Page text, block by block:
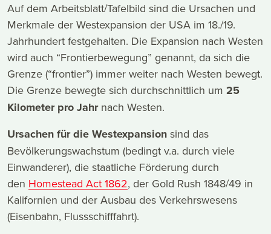
Auf dem Arbeitsblatt/Tafelbild sind die Ursachen und
Merkmale der Westexpansion der USA im 18./19.
Jahrhundert festgehalten. Die Expansion nach Westen
wird auch “Frontierbewegung” genannt, da sich die
Grenze (“frontier”) immer weiter nach Westen bewegt.
Die Grenze bewegte sich durchschnittlich um 25
Kilometer pro Jahrnach Westen.
Ursachen für die Westexpansion sind das
Bevölkerungswachstum (bedingt v.a. durch viele
Einwanderer), die staatliche Förderung durch
den Homestead Act 1862, der Gold Rush 1848/49 in
Kalifornien und der Ausbau des Verkehrswesens
(Eisenbahn, Flussschifffahrt).